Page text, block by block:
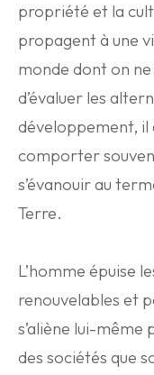
propriété et la
propagent à une
monde dont on ne
d’évaluer les
développement, il
comporter
s’évanouir au
Terre.
L’homme épuise
renouvelables et
s’aliène lui-même
des sociétés que